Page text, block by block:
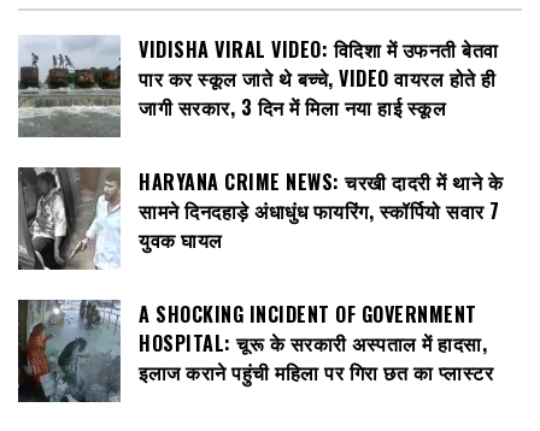
VIDISHA VIRAL VIDEO: विदिशा में उफनती बेतवा
पार कर स्कूल जाते थे बच्चे, VIDEO वायरल होते ही
जागी सरकार, 3 दिन में मिला नया हाई स्कूल
HARYANA CRIME NEWS: चरखी दादरी में थाने के
सामने दिनदहाड़े अंधाधुंध फायरिंग, स्कॉर्पियो सवार 7
युवक घायल
A SHOCKING INCIDENT OF GOVERNMENT
HOSPITAL: चूरू के सरकारी अस्पताल में हादसा,
इलाज कराने पहुंची महिला पर गिरा छत का प्लास्टर